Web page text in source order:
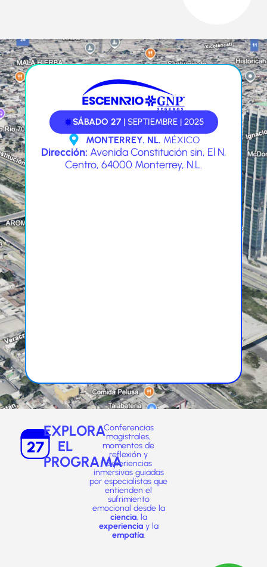
SÁBADO 27| SEPTIEMBRE | 2025
MONTERREY. NL. MÉXICO
Dirección: Avenida Constitución sin, El N,
Centro, 64000 Monterrey, N.L.
EXPLORA
EL
PROGRAMA
Conferencias
magistrales,
momentos de
reflexión y
experiencias
inmersivas guiadas
por especialistas que
entienden el
sufrimiento
emocional desde la
ciencia, la
experienciay la
empatía.